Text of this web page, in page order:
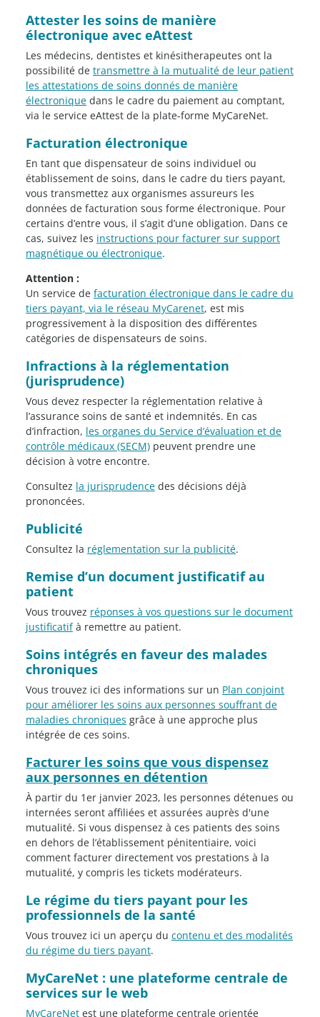
Attester les soins de manière
électronique avec eAttest
Les médecins, dentistes et kinésitherapeutes ont la
possibilité de transmettre à la mutualité de leur patient
les attestations de soins donnés de manière
électronique dans le cadre du paiement au comptant,
via le service eAttest de la plate-forme MyCareNet.
Facturation électronique
En tant que dispensateur de soins individuel ou
établissement de soins, dans le cadre du tiers payant,
vous transmettez aux organismes assureurs les
données de facturation sous forme électronique. Pour
certains d’entre vous, il s’agit d’une obligation. Dans ce
cas, suivez les instructions pour facturer sur support
magnétique ou électronique.
Attention :
Un service de facturation électronique dans le cadre du
tiers payant, via le réseau MyCarenet, est mis
progressivement à la disposition des différentes
catégories de dispensateurs de soins.
Infractions à la réglementation
(jurisprudence)
Vous devez respecter la réglementation relative à
l’assurance soins de santé et indemnités. En cas
d’infraction, les organes du Service d’évaluation et de
contrôle médicaux (SECM) peuvent prendre une
décision à votre encontre.
Consultez la jurisprudence des décisions déjà
prononcées.
Publicité
Consultez la réglementation sur la publicité.
Remise d’un document justificatif au
patient
Vous trouvez réponses à vos questions sur le document
justificatifà remettre au patient.
Soins intégrés en faveur des malades
chroniques
Vous trouvez ici des informations sur un Plan conjoint
pour améliorer les soins aux personnes souffrant de
maladies chroniques grâce à une approche plus
intégrée de ces soins.
Facturer les soins que vous dispensez
aux personnes en détention
À partir du 1er janvier 2023, les personnes détenues ou
internées seront affiliées et assurées auprès d'une
mutualité. Si vous dispensez à ces patients des soins
en dehors de l’établissement pénitentiaire, voici
comment facturer directement vos prestations à la
mutualité, y compris les tickets modérateurs.
Le régime du tiers payant pour les
professionnels de la santé
Vous trouvez ici un aperçu du contenu et des modalités
du régime du tiers payant.
MyCareNet : une plateforme centrale de
services sur le web
MyCareNet est une plateforme centrale orientée